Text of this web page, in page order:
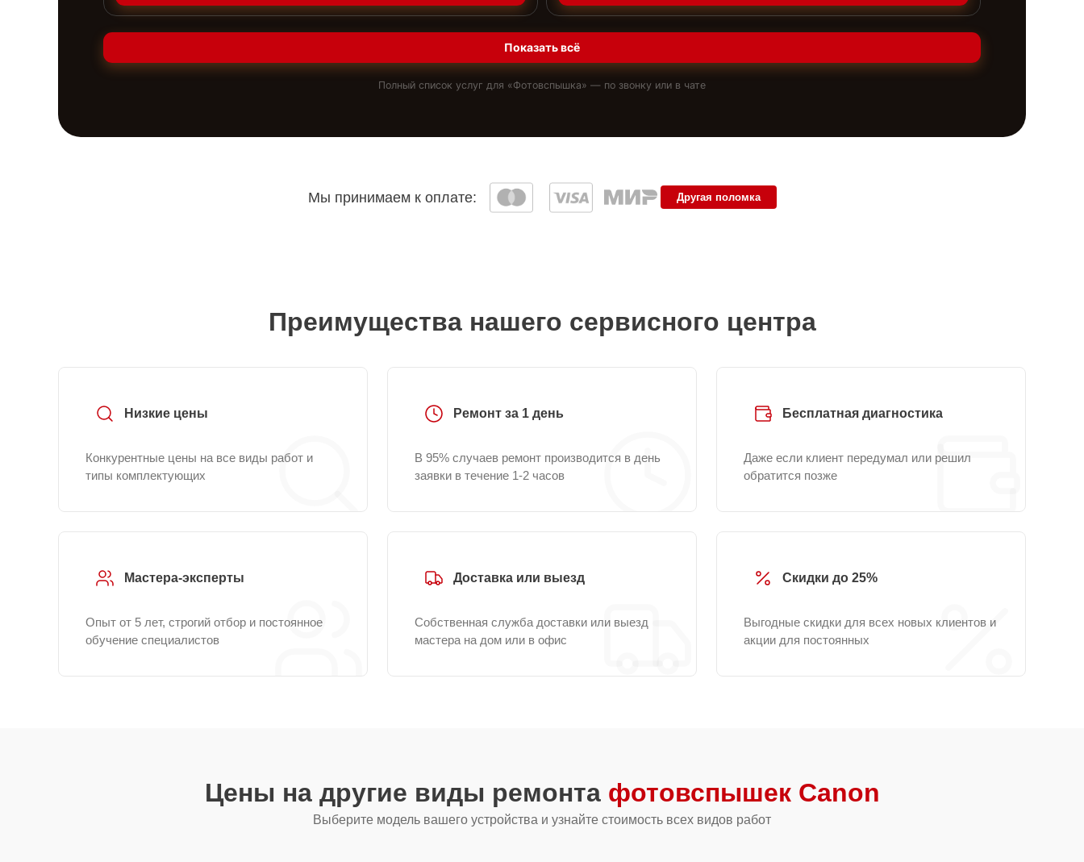
Показать всё
Полный список услуг для «Фотовспышка» — по звонку или в чате
Мы принимаем к оплате: Другая поломка
Преимущества нашего сервисного центра
Низкие цены
Конкурентные цены на все виды работ и
типы комплектующих
Ремонт за 1 день
В 95% случаев ремонт производится в день
заявки в течение 1-2 часов
Бесплатная диагностика
Даже если клиент передумал или решил
обратится позже
Мастера-эксперты
Опыт от 5 лет, строгий отбор и постоянное
обучение специалистов
Доставка или выезд
Собственная служба доставки или выезд
мастера на дом или в офис
Скидки до 25%
Выгодные скидки для всех новых клиентов и
акции для постоянных
Цены на другие виды ремонта фотовспышек Canon
Выберите модель вашего устройства и узнайте стоимость всех видов работ